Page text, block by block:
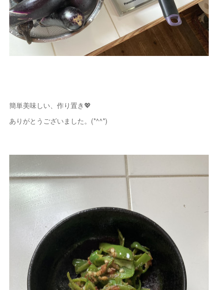
簡単美味しい、作り置き💖
ありがとうございました。(*^^*)